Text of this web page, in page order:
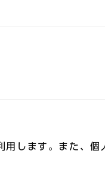
用します。また、個